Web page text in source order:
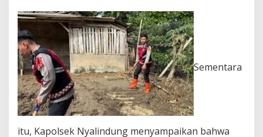
Sementara
itu, Kapolsek Nyalindung menyampaikan bahwa